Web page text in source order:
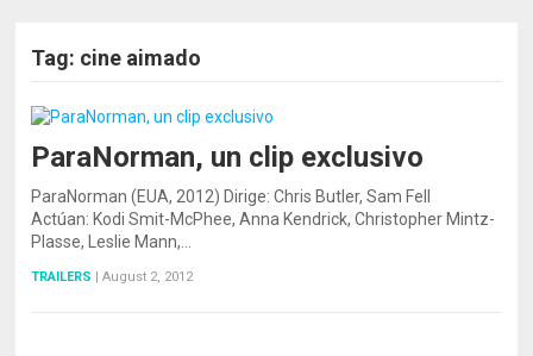
Tag: cine aimado
ParaNorman, un clip exclusivo
ParaNorman (EUA, 2012) Dirige: Chris Butler, Sam Fell
Actúan: Kodi Smit-McPhee, Anna Kendrick, Christopher Mintz-
Plasse, Leslie Mann,…
TRAILERS | August 2, 2012